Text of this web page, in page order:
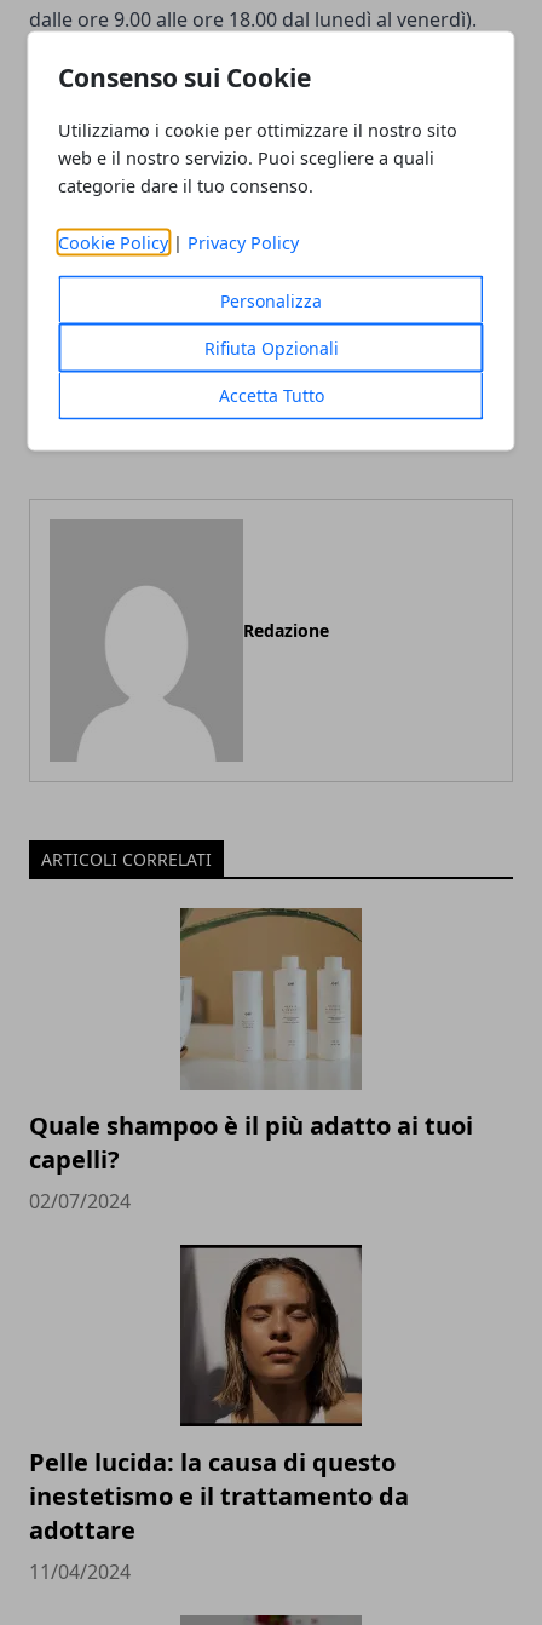
Consenso sui Cookie
Utilizziamo i cookie per ottimizzare il nostro sito
web e il nostro servizio. Puoi scegliere a quali
categorie dare il tuo consenso.
Cookie Policy | Privacy Policy
Personalizza
Rifiuta Opzionali
Accetta Tutto
dalle ore 9.00 alle ore 18.00 dal lunedì al venerdì).
Facebook
TwitterWhatsapp
Fecondazione assistita,
gravidanza e salute della
donna: la legge 40 in Italia
e il congelamento degli
Insonnia: rimedi naturali
per i disturbi del sonno.
Passiflora contro l' insonnia
Redazione
ARTICOLI CORRELATI
Quale shampoo è il più adatto ai tuoi
capelli?
02/07/2024
Pelle lucida: la causa di questo
inestetismo e il trattamento da
adottare
11/04/2024